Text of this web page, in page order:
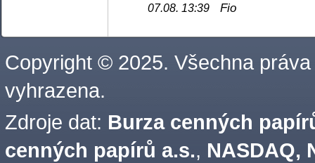
07.08. 13:39 Fio
Copyright © 2025. Všechna práva
vyhrazena.
Zdroje dat: Burza cenných
cenných papírů a.s., NASDAQ,